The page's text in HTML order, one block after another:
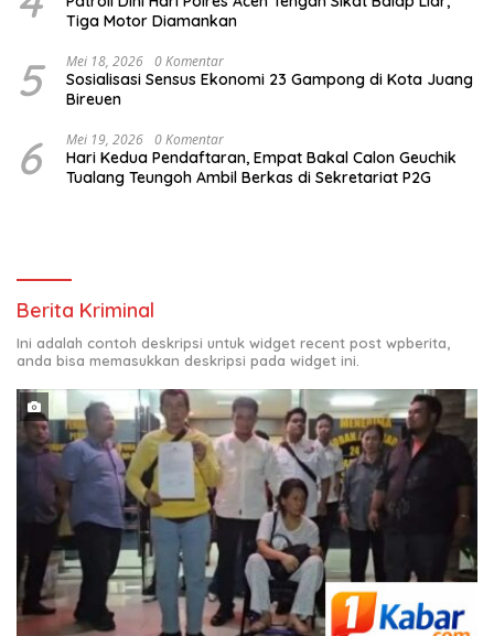
Tiga Motor Diamankan
5 Mei 18, 2026 0 Komentar
Sosialisasi Sensus Ekonomi 23 Gampong di Kota Juang
Bireuen
6 Mei 19, 2026 0 Komentar
Hari Kedua Pendaftaran, Empat Bakal Calon Geuchik
Tualang Teungoh Ambil Berkas di Sekretariat P2G
Berita Kriminal
Ini adalah contoh deskripsi untuk widget recent post wpberita,
anda bisa memasukkan deskripsi pada widget ini.